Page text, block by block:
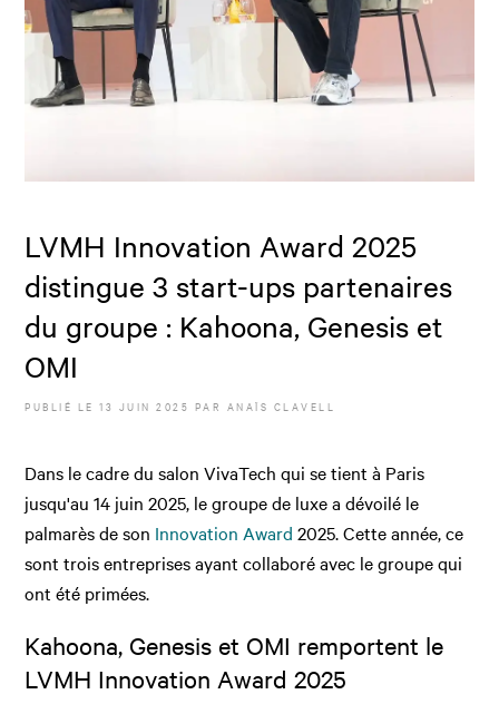
LVMH Innovation Award 2025
distingue 3 start-ups partenaires
du groupe : Kahoona, Genesis et
OMI
PUBLIÉ LE13 JUIN 2025 PAR ANAÏS CLAVELL
Dans le cadre du salon VivaTech qui se tient à Paris
jusqu'au 14 juin 2025, le groupe de luxe a dévoilé le
palmarès de son Innovation Award 2025. Cette année, ce
sont trois entreprises ayant collaboré avec le groupe qui
ont été primées.
Kahoona, Genesis et OMI remportent le
LVMH Innovation Award 2025